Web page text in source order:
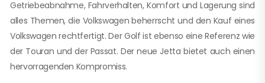
Getriebeabnahme, Fahrverhalten, Komfort und Lagerung sind
alles Themen, die Volkswagen beherrscht und den Kauf eines
Volkswagen rechtfertigt. Der Golf ist ebenso eine Referenz wie
der Touran und der Passat. Der neue Jetta bietet auch einen
hervorragenden Kompromiss.